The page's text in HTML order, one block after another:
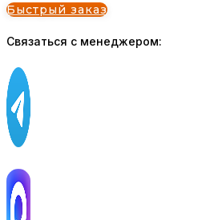
Быстрый заказ
Связаться с менеджером: